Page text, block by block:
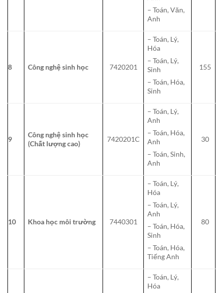
– Toán, Văn,
Anh
8 Công nghệ sinh học 7420201
– Toán, Lý,
Hóa
– Toán, Lý,
Sinh
– Toán, Hóa,
Sinh
155
9
Công nghệ sinh học
(Chất lượng cao)
7420201C
– Toán, Lý,
Anh
– Toán, Hóa,
Anh
– Toán, Sinh,
Anh
30
10 Khoa học môi trường 7440301
– Toán, Lý,
Hóa
– Toán, Lý,
Anh
– Toán, Hóa,
Sinh
– Toán, Hóa,
Tiếng Anh
80
– Toán, Lý,
Hóa